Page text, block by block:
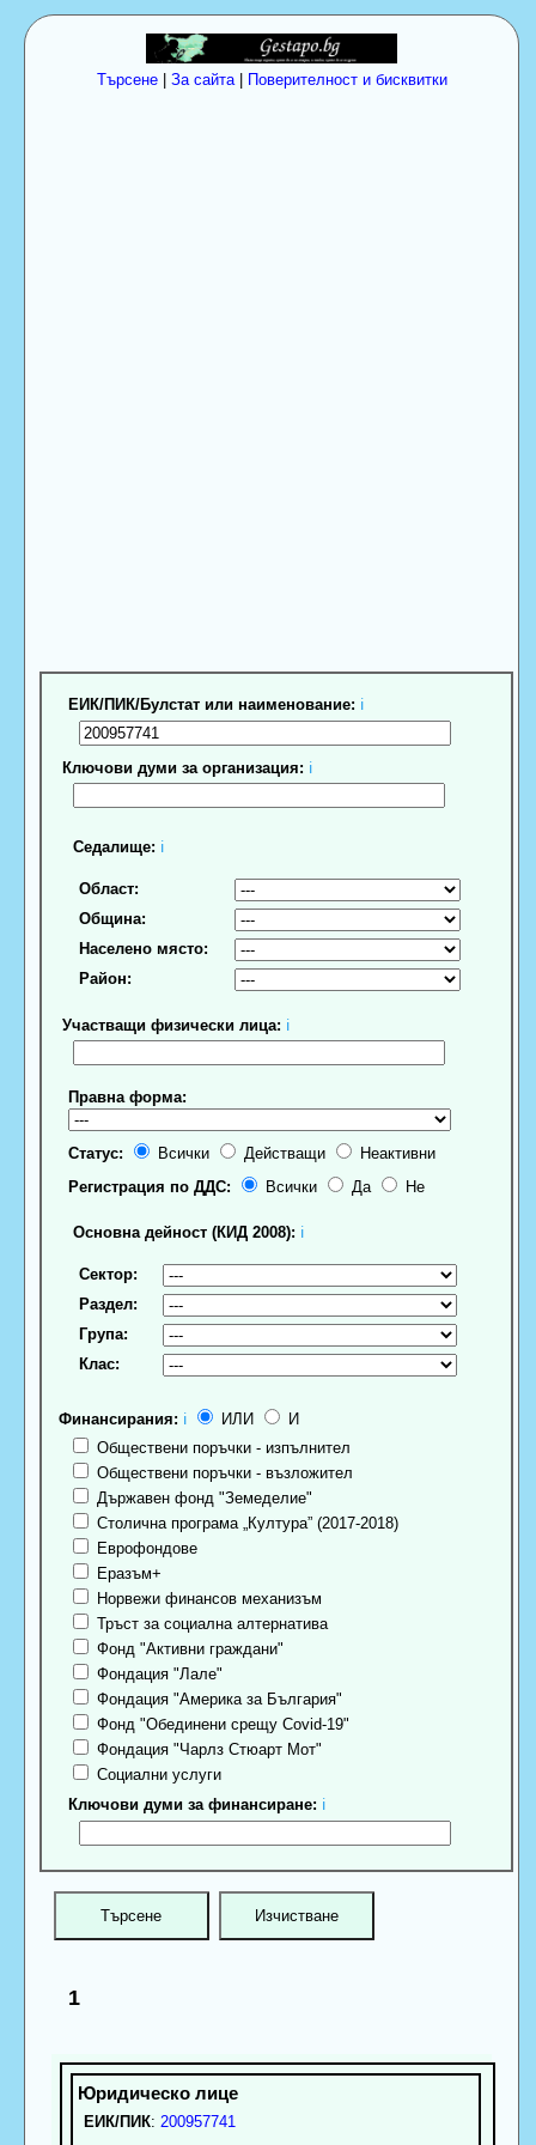
Търсене| За сайта| Поверителност и бисквитки
ЕИК/ПИК/Булстат или наименование: ℹ
Ключови думи за организация: ℹ
Седалище: ℹ
Област:
Община:
Населено място:
Район:
Участващи физически лица: ℹ
Правна форма:
Статус: Всички Действащи
Неактивни
Регистрация по ДДС:
Всички Да Не
Основна дейност (КИД 2008): ℹ
Сектор:
Раздел:
Група:
Клас:
Финансирания: ℹ ИЛИ
И
Обществени поръчки - изпълнител
Обществени поръчки - възложител
Държавен фонд "Земеделие"
Столична програма „Култура” (2017-2018)
Еврофондове
Еразъм+
Норвежи финансов механизъм
Тръст за социална алтернатива
Фонд "Активни граждани"
Фондация "Лале"
Фондация "Америка за България"
Фонд "Обединени срещу Covid-19"
Фондация "Чарлз Стюарт Мот"
Социални услуги
Ключови думи за финансиране: ℹ
1
ЕИК/ПИК: 200957741